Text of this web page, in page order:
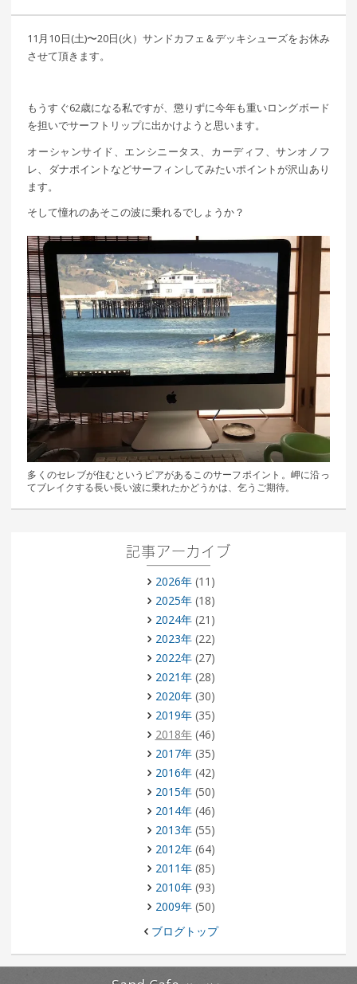
11月10日(土)〜20日(火）サンドカフェ＆デッキシューズをお休み
させて頂きます。
もうすぐ62歳になる私ですが、懲りずに今年も重いロングボード
を担いでサーフトリップに出かけようと思います。
オーシャンサイド、エンシニータス、カーディフ、サンオノフ
レ、ダナポイントなどサーフィンしてみたいポイントが沢山あり
ます。
そして憧れのあそこの波に乗れるでしょうか？
多くのセレブが住むというピアがあるこのサーフポイント。岬に沿っ
てブレイクする長い長い波に乗れたかどうかは、乞うご期待。
記事アーカイブ
2026年(11)
2025年(18)
2024年(21)
2023年(22)
2022年(27)
2021年(28)
2020年(30)
2019年(35)
2018年(46)
2017年(35)
2016年(42)
2015年(50)
2014年(46)
2013年(55)
2012年(64)
2011年(85)
2010年(93)
2009年(50)
ブログトップ